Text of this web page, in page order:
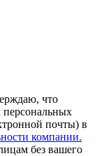
что
персональных
почты) в
компании.
без вашего